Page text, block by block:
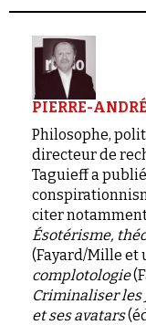
PIERRE-
Philosophe,
directeur de
Taguieff a
citer
Ésotérisme,
(Fayard/Mille et
complotologie
Criminaliser les
et ses avatars